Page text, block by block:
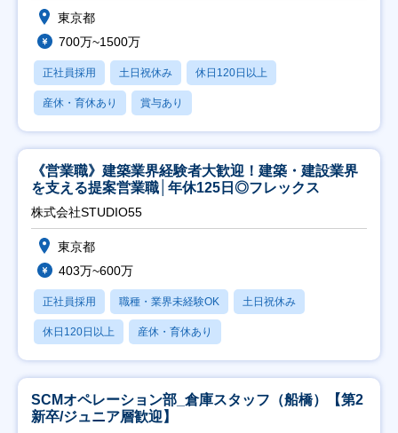
東京都
700万~1500万
正社員採用 土日祝休み 休日120日以上
産休・育休あり 賞与あり
《営業職》建築業界経験者大歓迎！建築・建設業界
を支える提案営業職│年休125日◎フレックス
株式会社STUDIO55
東京都
403万~600万
正社員採用 職種・業界未経験OK 土日祝休み
休日120日以上 産休・育休あり
SCMオペレーション部_倉庫スタッフ（船橋）【第2
新卒/ジュニア層歓迎】